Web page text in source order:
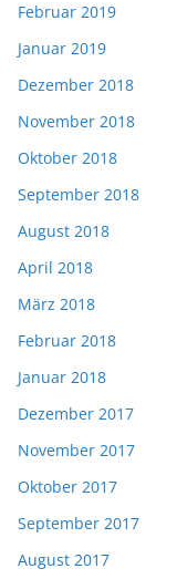
Februar 2019
Januar 2019
Dezember 2018
November 2018
Oktober 2018
September 2018
August 2018
April 2018
März 2018
Februar 2018
Januar 2018
Dezember 2017
November 2017
Oktober 2017
September 2017
August 2017